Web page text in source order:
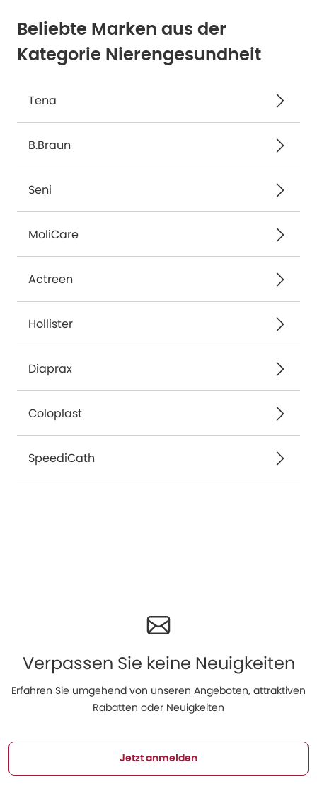
Beliebte Marken aus der
Kategorie Nierengesundheit
Tena
B.Braun
Seni
MoliCare
Actreen
Hollister
Diaprax
Coloplast
SpeediCath
Verpassen Sie keine Neuigkeiten
Erfahren Sie umgehend von unseren Angeboten, attraktiven
Rabatten oder Neuigkeiten
Jetzt anmelden